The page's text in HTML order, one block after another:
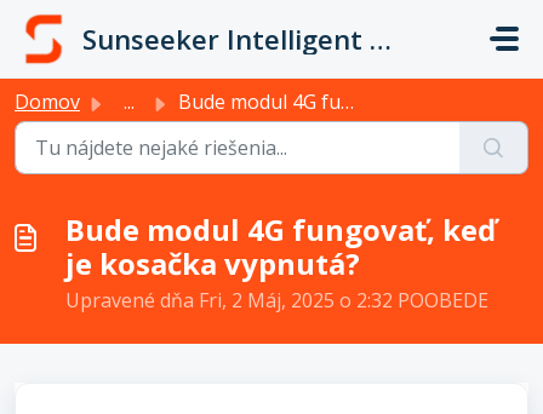
Preskočiť na hlavný obsah
Sunseeker Intelligent Technology
Domov ... Bude modul 4G fungovať, keď je kosačka vypnutá?
Bude modul 4G fungovať, keď
je kosačka vypnutá?
Upravené dňa Fri, 2 Máj, 2025 o 2:32 POOBEDE